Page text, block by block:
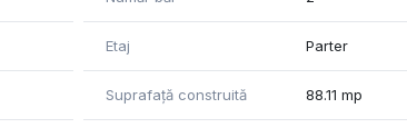
cu drag sa ne contactați!
de către proprietar. Agenția nu își asumă
prețul sau informațiile prezentate."
Etaj Parter
Suprafață construită 88.11 mp